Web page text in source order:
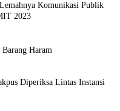
Komunikasi Publik
2023
Haram
Diperiksa Lintas Instansi